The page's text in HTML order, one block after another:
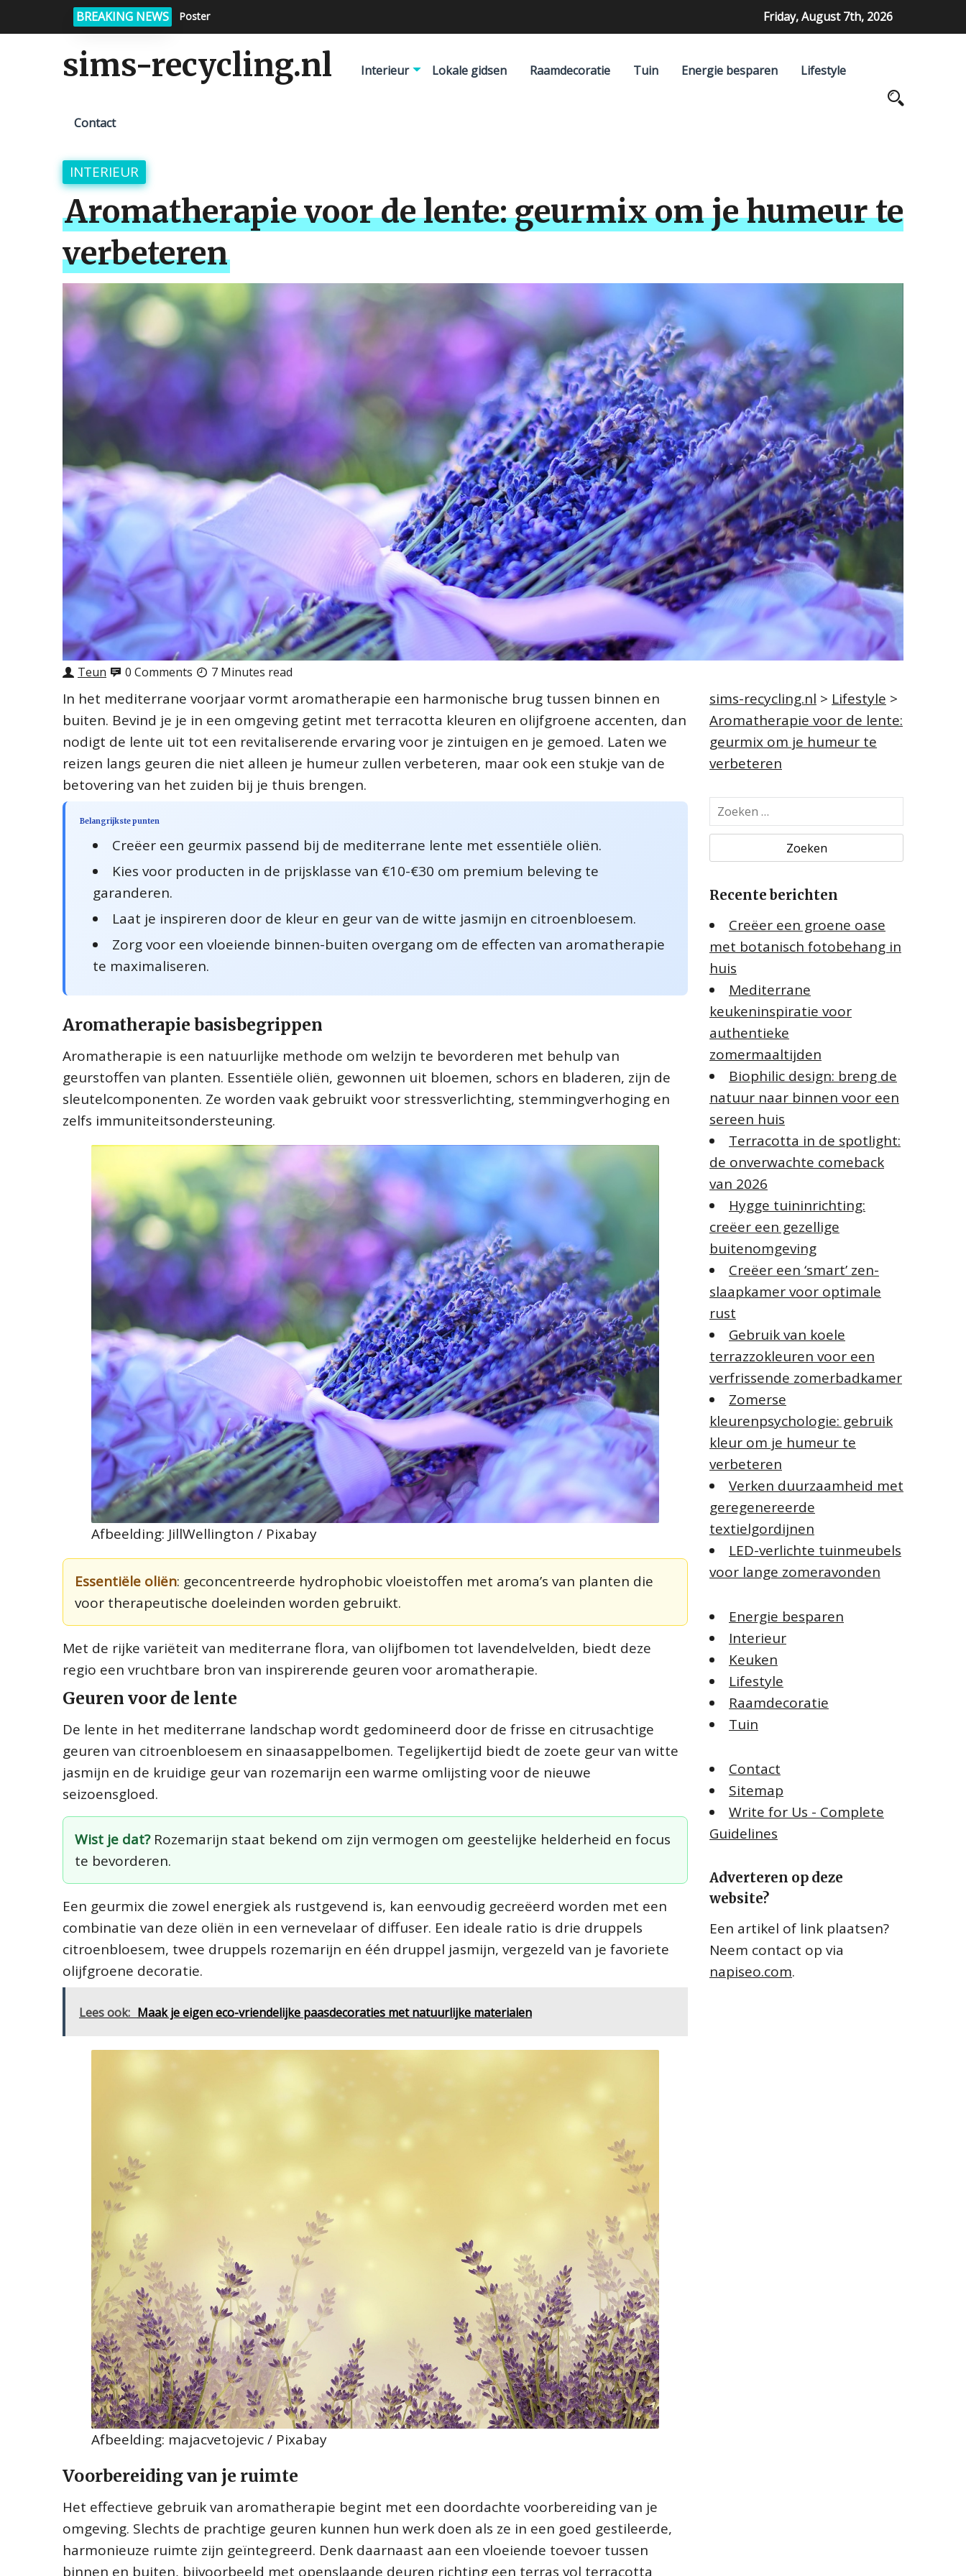
BREAKING NEWS Poster
Inspiratie en interieurdecoratie voor droomhuis Friday, August 7th, 2026
sims-recycling.nl Interieur Lokale gidsen Raamdecoratie Tuin Energie besparen Lifestyle
Contact
INTERIEUR
Aromatherapie voor de lente: geurmix om je humeur te
verbeteren
Teun 0 Comments 7 Minutes read
In het mediterrane voorjaar vormt aromatherapie een harmonische brug tussen binnen en
buiten. Bevind je je in een omgeving getint met terracotta kleuren en olijfgroene accenten, dan
nodigt de lente uit tot een revitaliserende ervaring voor je zintuigen en je gemoed. Laten we
reizen langs geuren die niet alleen je humeur zullen verbeteren, maar ook een stukje van de
betovering van het zuiden bij je thuis brengen.
Belangrijkste punten
Creëer een geurmix passend bij de mediterrane lente met essentiële oliën.
Kies voor producten in de prijsklasse van €10-€30 om premium beleving te
garanderen.
Laat je inspireren door de kleur en geur van de witte jasmijn en citroenbloesem.
Zorg voor een vloeiende binnen-buiten overgang om de effecten van aromatherapie
te maximaliseren.
Aromatherapie basisbegrippen
Aromatherapie is een natuurlijke methode om welzijn te bevorderen met behulp van
geurstoffen van planten. Essentiële oliën, gewonnen uit bloemen, schors en bladeren, zijn de
sleutelcomponenten. Ze worden vaak gebruikt voor stressverlichting, stemmingverhoging en
zelfs immuniteitsondersteuning.
Afbeelding: JillWellington / Pixabay
Essentiële oliën: geconcentreerde hydrophobic vloeistoffen met aroma’s van planten die
voor therapeutische doeleinden worden gebruikt.
Met de rijke variëteit van mediterrane flora, van olijfbomen tot lavendelvelden, biedt deze
regio een vruchtbare bron van inspirerende geuren voor aromatherapie.
Geuren voor de lente
De lente in het mediterrane landschap wordt gedomineerd door de frisse en citrusachtige
geuren van citroenbloesem en sinaasappelbomen. Tegelijkertijd biedt de zoete geur van witte
jasmijn en de kruidige geur van rozemarijn een warme omlijsting voor de nieuwe
seizoensgloed.
Wist je dat?Rozemarijn staat bekend om zijn vermogen om geestelijke helderheid en focus
te bevorderen.
Een geurmix die zowel energiek als rustgevend is, kan eenvoudig gecreëerd worden met een
combinatie van deze oliën in een vernevelaar of diffuser. Een ideale ratio is drie druppels
citroenbloesem, twee druppels rozemarijn en één druppel jasmijn, vergezeld van je favoriete
olijfgroene decoratie.
Lees ook: Maak je eigen eco-vriendelijke paasdecoraties met natuurlijke materialen
Afbeelding: majacvetojevic / Pixabay
Voorbereiding van je ruimte
Het effectieve gebruik van aromatherapie begint met een doordachte voorbereiding van je
omgeving. Slechts de prachtige geuren kunnen hun werk doen als ze in een goed gestileerde,
harmonieuze ruimte zijn geïntegreerd. Denk daarnaast aan een vloeiende toevoer tussen
binnen en buiten, bijvoorbeeld met openslaande deuren richting een terras vol terracotta
sims-recycling.nl > Lifestyle >
Aromatherapie voor de lente:
geurmix om je humeur te
verbeteren
o
k
n
a
a
r
:
Recente berichten
Creëer een groene oase
met botanisch fotobehang in
huis
Mediterrane
keukeninspiratie voor
authentieke
zomermaaltijden
Biophilic design: breng de
natuur naar binnen voor een
sereen huis
Terracotta in de spotlight:
de onverwachte comeback
van 2026
Hygge tuininrichting:
creëer een gezellige
buitenomgeving
Creëer een ‘smart’ zen-
slaapkamer voor optimale
rust
Gebruik van koele
terrazzokleuren voor een
verfrissende zomerbadkamer
Zomerse
kleurenpsychologie: gebruik
kleur om je humeur te
verbeteren
Verken duurzaamheid met
geregenereerde
textielgordijnen
LED-verlichte tuinmeubels
voor lange zomeravonden
Energie besparen
Interieur
Keuken
Lifestyle
Raamdecoratie
Tuin
Contact
Sitemap
Write for Us - Complete
Guidelines
Adverteren op deze
website?
Een artikel of link plaatsen?
Neem contact op via
napiseo.com.